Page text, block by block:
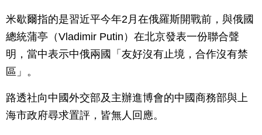
米歇爾指的是習近平今年2月在俄羅斯開戰前，與俄國
總統蒲亭（Vladimir Putin）在北京發表一份聯合聲
明，當中表示中俄兩國「友好沒有止境，合作沒有禁
區」。
路透社向中國外交部及主辦進博會的中國商務部與上
海市政府尋求置評，皆無人回應。